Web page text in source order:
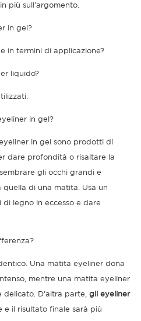
più sull'argomento.
in gel?
in termini di applicazione?
liquido?
in gel?
in gel sono prodotti di
dare profondità o risaltare la
gli occhi grandi e
quella di una matita. Usa un
legno in eccesso e dare
Una matita eyeliner dona
mentre una matita eyeliner
delicato. D'altra parte, gli eyeliner
e il risultato finale sarà più